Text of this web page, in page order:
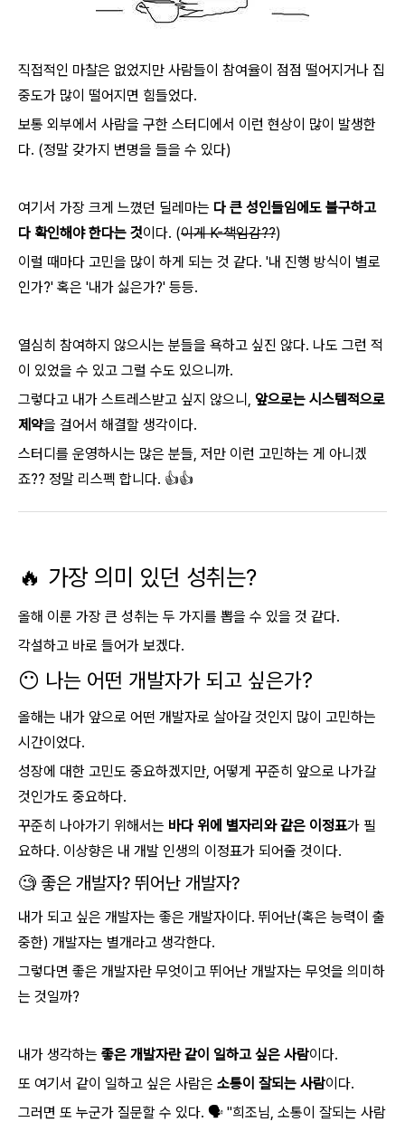
직접적인 마찰은 없었지만 사람들이 참여율이 점점 떨어지거나 집
중도가 많이 떨어지면 힘들었다.
보통 외부에서 사람을 구한 스터디에서 이런 현상이 많이 발생한
다. (정말 갖가지 변명을 들을 수 있다)
여기서 가장 크게 느꼈던 딜레마는 다 큰 성인들임에도 불구하고
다 확인해야 한다는 것이다. (이게 K-책임감??)
이럴 때마다 고민을 많이 하게 되는 것 같다. '내 진행 방식이 별로
인가?' 혹은 '내가 싫은가?' 등등.
열심히 참여하지 않으시는 분들을 욕하고 싶진 않다. 나도 그런 적
이 있었을 수 있고 그럴 수도 있으니까.
그렇다고 내가 스트레스받고 싶지 않으니, 앞으로는 시스템적으로
제약을 걸어서 해결할 생각이다.
스터디를 운영하시는 많은 분들, 저만 이런 고민하는 게 아니겠
죠?? 정말 리스펙 합니다. 👍👍
🔥 가장 의미 있던 성취는?
올해 이룬 가장 큰 성취는 두 가지를 뽑을 수 있을 것 같다.
각설하고 바로 들어가 보겠다.
😶 나는 어떤 개발자가 되고 싶은가?
올해는 내가 앞으로 어떤 개발자로 살아갈 것인지 많이 고민하는
시간이었다.
성장에 대한 고민도 중요하겠지만, 어떻게 꾸준히 앞으로 나가갈
것인가도 중요하다.
꾸준히 나아가기 위해서는 바다 위에 별자리와 같은 이정표가 필
요하다. 이상향은 내 개발 인생의 이정표가 되어줄 것이다.
🧐 좋은 개발자? 뛰어난 개발자?
내가 되고 싶은 개발자는 좋은 개발자이다. 뛰어난(혹은 능력이 출
중한) 개발자는 별개라고 생각한다.
그렇다면 좋은 개발자란 무엇이고 뛰어난 개발자는 무엇을 의미하
는 것일까?
내가 생각하는 좋은 개발자란 같이 일하고 싶은 사람이다.
또 여기서 같이 일하고 싶은 사람은 소통이 잘되는 사람이다.
그러면 또 누군가 질문할 수 있다. 🗣️ "희조님, 소통이 잘되는 사람